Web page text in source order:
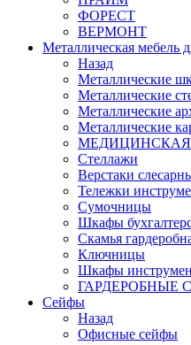
ФОРЕСТ
ВЕРМОНТ
Металлическая мебель
Назад
Металлические
Металлические
Металлические
Металлические
МЕДИЦИНСКАЯ
Стеллажи
Верстаки
Тележки
Сумочницы
Шкафы
Скамья
Ключницы
Шкафы
ГАРДЕРОБНЫЕ
Сейфы
Назад
Офисные сейфы